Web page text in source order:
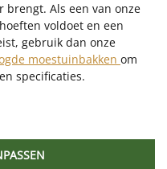
Als een van onze
voldoet en een
gebruik dan onze
moestuinbakken om
specificaties.